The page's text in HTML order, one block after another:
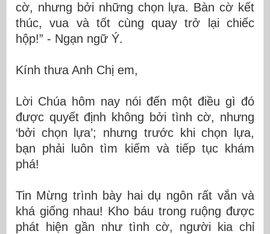
cờ, nhưng bởi những chọn lựa. Bàn cờ kết
thúc, vua và tốt cùng quay trở lại chiếc
hộp!” - Ngạn ngữ Ý.
Kính thưa Anh Chị em,
Lời Chúa hôm nay nói đến một điều gì đó
được quyết định không bởi tình cờ, nhưng
‘bởi chọn lựa’; nhưng trước khi chọn lựa,
bạn phải luôn tìm kiếm và tiếp tục khám
phá!
Tin Mừng trình bày hai dụ ngôn rất vắn và
khá giống nhau! Kho báu trong ruộng được
phát hiện gần như tình cờ, người kia chỉ